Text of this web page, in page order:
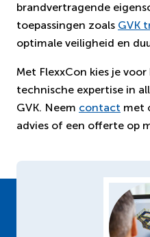
brandvertragende
toepassingen zoals GVK
optimale veiligheid en
Met FlexxCon kies je
technische expertise in
GVK. Neem contact met
advies of een offerte op